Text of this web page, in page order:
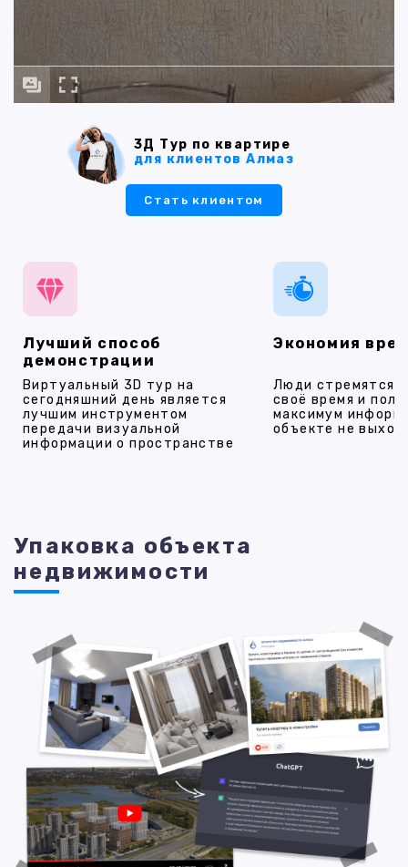
3Д Тур по квартире
для клиентов Алмаз
Стать клиентом
Лучший способ
демонстрации
Виртуальный 3D тур на
сегодняшний день является
лучшим инструментом
передачи визуальной
информации о пространстве
Экономия
Люди стремятся
своё время и
максимум
объекте не
Упаковка объекта
недвижимости